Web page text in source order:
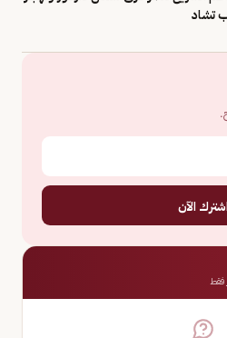
تشاد
الآن
فقط